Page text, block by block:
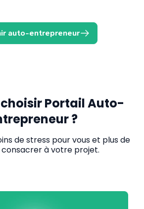
auto-entrepreneur
Portail Auto-
?
de stress pour vous et plus de
à votre projet.